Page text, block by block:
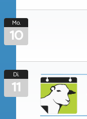
Mo.
10
Di.
11